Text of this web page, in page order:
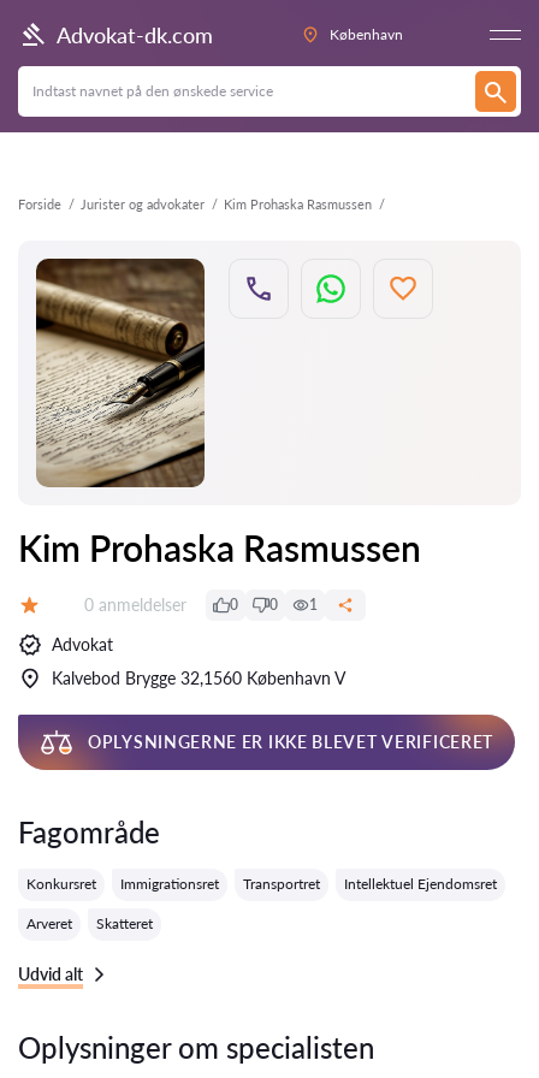
Advokat-dk.com København
Forside Jurister og advokater Kim Prohaska Rasmussen
Tilbage
Kim Prohaska Rasmussen
Anmeldelser:
0 anmeldelser 0 0 1
Advokat
Kalvebod Brygge 32,1560 København V
OPLYSNINGERNE ER IKKE BLEVET VERIFICERET
Fagområde
Konkursret Immigrationsret Transportret Intellektuel Ejendomsret
Arveret Skatteret
Udvid alt
Oplysninger om specialisten